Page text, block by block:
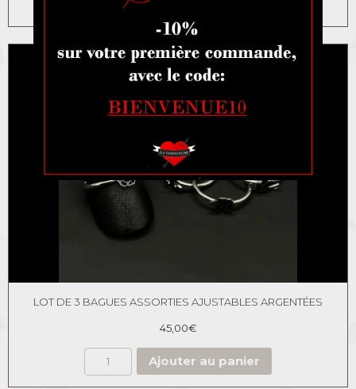
LOT DE 3 BAGUES ASSORTIES AJUSTABLES ARGENTÉES
45,00€
Ajouter au panier